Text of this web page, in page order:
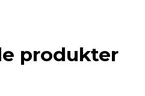
produkter